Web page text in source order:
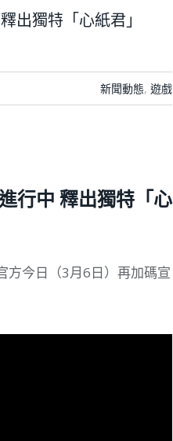
出獨特「心紙君」
新聞動態, 遊戲
行中 釋出獨特「心
方今日（3月6日）再加碼宣